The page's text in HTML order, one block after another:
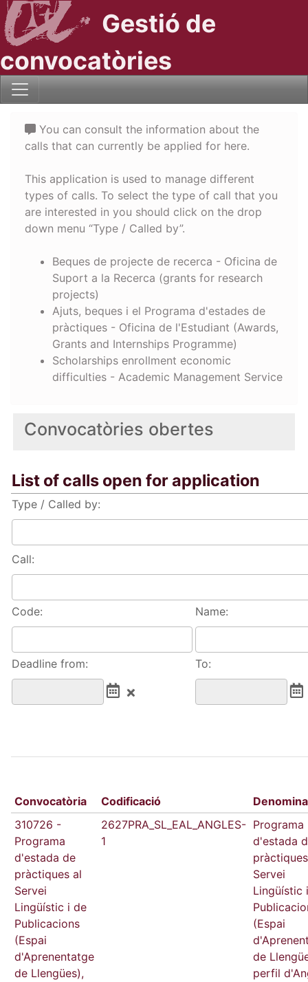
Gestió de
convocatòries
Convocatòries obertes
List of calls open for application
Type / Called by:
Call:
Code: Name:
Deadline from: To:
Convocatòria Codificació
310726 -
Programa
d'estada de
pràctiques al
Servei
Lingüístic i de
Publicacions
(Espai
d'Aprenentatge
de Llengües),
2627PRA_SL_EAL_ANGLES-
1
Programa
d'estada
Servei
Lingüístic
(Espai
de
perfil
You can consult the information about the
calls that can currently be applied for here.
This application is used to manage different
types of calls. To select the type of call that you
are interested in you should click on the drop
down menu “Type / Called by”.
Beques de projecte de recerca - Oficina de
Suport a la Recerca (grants for research
projects)
Ajuts, beques i el Programa d'estades de
pràctiques - Oficina de l'Estudiant (Awards,
Grants and Internships Programme)
Scholarships enrollment economic
difficulties - Academic Management Service